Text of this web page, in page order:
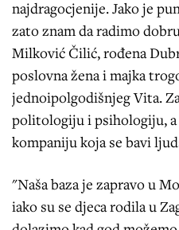
najdragocjenije. Jako je
zato znam da radimo
Milković Čilić, rođena
poslovna žena i majka
jednoipolgodišnjeg Vita.
politologiju i psihologiju,
kompaniju koja se bavi
"Naša baza je zapravo u
iako su se djeca rodila u